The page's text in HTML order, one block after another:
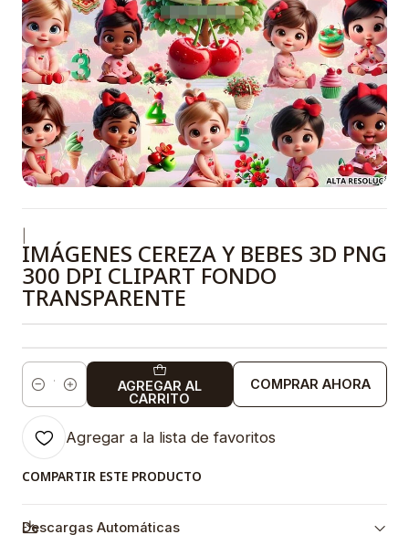
IMÁGENES CEREZA Y BEBES 3D PNG
300 DPI CLIPART FONDO
TRANSPARENTE
Cantidad
AGREGAR AL
CARRITO
COMPRAR AHORA
Agregar a la lista de favoritos
COMPARTIR ESTE PRODUCTO
Descargas Automáticas